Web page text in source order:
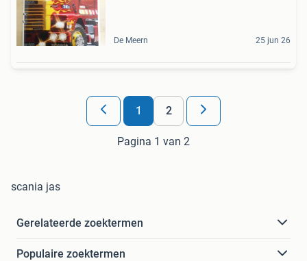
De Meern 25 jun 26
1 2
Pagina 1 van 2
scania jas
Gerelateerde zoektermen
Populaire zoektermen